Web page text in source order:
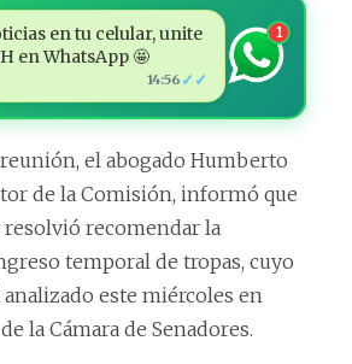
en tu celular, unite
en WhatsApp 🤩
14:56 ✓✓
1
el abogado Humberto
de la Comisión, informó que
resolvió recomendar la
temporal de tropas, cuyo
este miércoles en
la Cámara de Senadores.